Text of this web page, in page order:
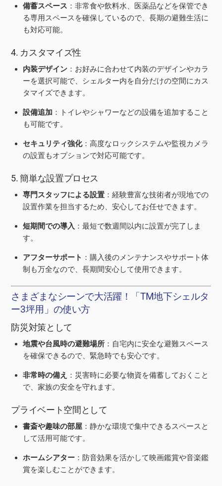
備蓄スペース ：非常食や飲料水、医薬品などを保管でき
る専用スペースを確保しているので、長期の避難生活に
も対応可能。
4. カスタマイズ性
内装デザイン ：お好みに合わせて内装のデザインやカラ
ーを選択可能で、シェルター内を自分だけの空間にカス
タマイズできます。
設備追加 ：トイレやシャワーなどの設備を追加すること
も可能です。
セキュリティ強化：高度なロックシステムや監視カメラ
の設置もオプションで対応可能です。
5. 簡単な設置プロセス
専門スタッフによる設置 ：経験豊富な技術者が現地での
設置作業を担当するため、安心してお任せできます。
短期間での導入 ：最短で数週間以内に設置が完了しま
す。
アフターサポート ：購入後のメンテナンスやサポート体
制も万全なので、長期間安心して使用できます。
さまざまなシーンで大活躍！「TM地下シェルタ
ー3坪用」の使い方
防災対策として
地震や台風時の避難場所 ：自宅内に安全な避難スペース
を確保できるので、緊急時でも安心です。
非常時の備え ：災害時に必要な物資を備蓄しておくこと
で、家族の安全を守れます。
プライベート空間として
書斎や趣味の部屋 ：静かな環境で集中できるスペースと
して活用可能です。
ホームシアター ：防音効果を活かして映画鑑賞や音楽鑑
賞を楽しむことができます。